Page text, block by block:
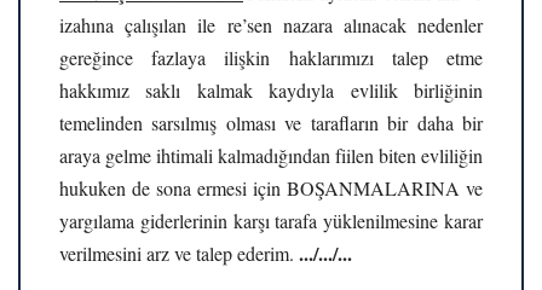
izahına çalışılan ile re’sen nazara alınacak nedenler
gereğince fazlaya ilişkin haklarımızı talep etme
hakkımız saklı kalmak kaydıyla evlilik birliğinin
temelinden sarsılmış olması ve tarafların bir daha bir
araya gelme ihtimali kalmadığından fiilen biten evliliğin
hukuken de sona ermesi için BOŞANMALARINA ve
yargılama giderlerinin karşı tarafa yüklenilmesine karar
verilmesini arz ve talep ederim. .../.../...